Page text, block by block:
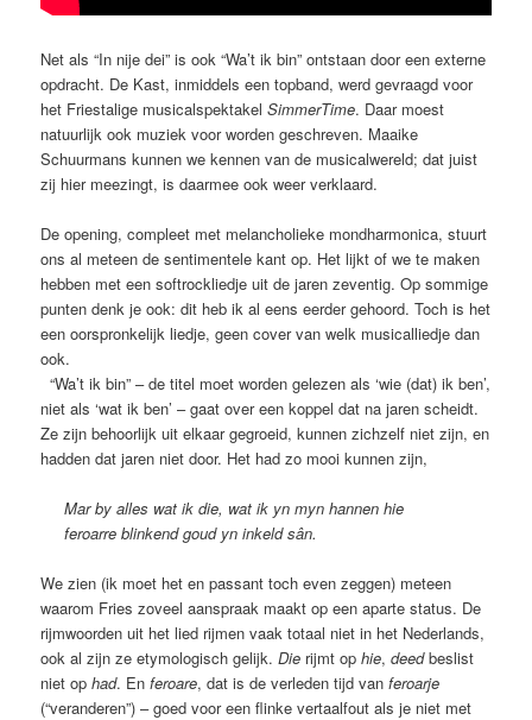
Net als “In nije dei” is ook “Wa’t ik bin” ontstaan door een externe
opdracht. De Kast, inmiddels een topband, werd gevraagd voor
het Friestalige musicalspektakelSimmerTime. Daar moest
natuurlijk ook muziek voor worden geschreven. Maaike
Schuurmans kunnen we kennen van de musicalwereld; dat juist
zij hier meezingt, is daarmee ook weer verklaard.
De opening, compleet met melancholieke mondharmonica, stuurt
ons al meteen de sentimentele kant op. Het lijkt of we te maken
hebben met een softrockliedje uit de jaren zeventig. Op sommige
punten denk je ook: dit heb ik al eens eerder gehoord. Toch is het
een oorspronkelijk liedje, geen cover van welk musicalliedje dan
ook.
“Wa’t ik bin” – de titel moet worden gelezen als ‘wie (dat) ik ben’,
niet als ‘wat ik ben’ – gaat over een koppel dat na jaren scheidt.
Ze zijn behoorlijk uit elkaar gegroeid, kunnen zichzelf niet zijn, en
hadden dat jaren niet door. Het had zo mooi kunnen zijn,
Mar by alles wat ik die, wat ik yn myn hannen hie
feroarre blinkend goud yn inkeld sân.
We zien (ik moet het en passant toch even zeggen) meteen
waarom Fries zoveel aanspraak maakt op een aparte status. De
rijmwoorden uit het lied rijmen vaak totaal niet in het Nederlands,
ook al zijn ze etymologisch gelijk.Die rijmt ophie,deedbeslist
niet ophad. Enferoare, dat is de verleden tijd vanferoarje
(“veranderen”) – goed voor een flinke vertaalfout als je niet met